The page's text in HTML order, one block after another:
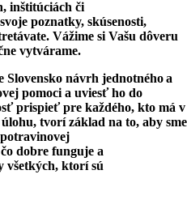
inštitúciách či
poznatky, skúsenosti,
Vážime si Vašu dôveru
vytvárame.
návrh jednotnéhoa
pomoci a uviesť ho do
ť prispieť pre každého, kto má v
úlohu, tvorí základ na to, aby sme
čo dobre funguje a
všetkých, ktorí sú